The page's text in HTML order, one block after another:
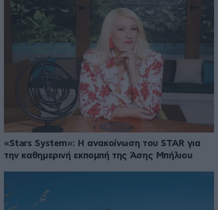
«Stars System»: Η ανακοίνωση του STAR για
την καθημερινή εκπομπή της Άσης Μπήλιου